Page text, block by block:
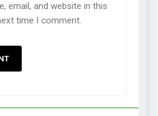
email, and website in this
time I comment.